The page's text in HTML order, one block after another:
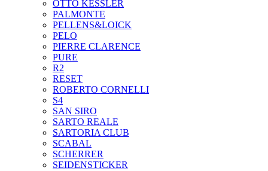
OTTO KESSLER
PALMONTE
PELLENS&LOICK
PELO
PIERRE CLARENCE
PURE
R2
RESET
ROBERTO CORNELLI
S4
SAN SIRO
SARTO REALE
SARTORIA CLUB
SCABAL
SCHERRER
SEIDENSTICKER